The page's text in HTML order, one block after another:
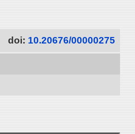
doi: 10.20676/00000275